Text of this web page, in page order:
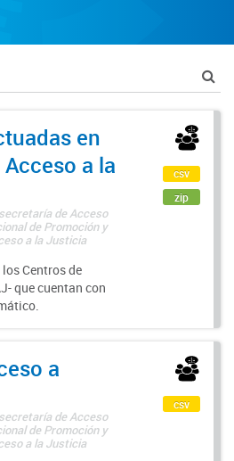
en
a la
de Acceso
de Promoción y
a la Justicia
Centros de
que cuentan con
csv
zip
a
de Acceso
de Promoción y
a la Justicia
csv